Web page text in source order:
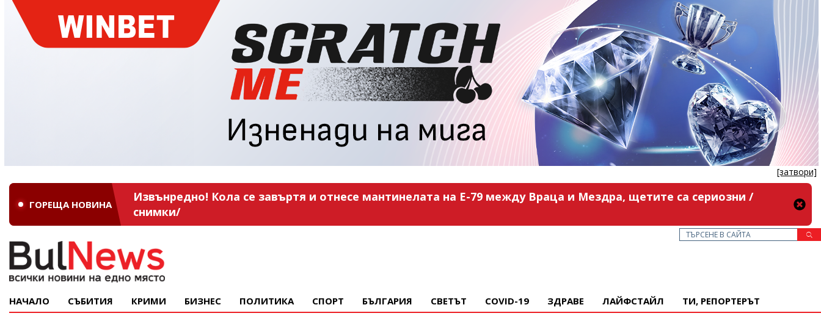
[затвори]
ГОРЕЩА НОВИНА
Извънредно! Кола се завъртя и отнесе мантинелата на Е-79 между Враца и Мездра, щетите са сериозни /
снимки/
НАЧАЛО СЪБИТИЯ КРИМИ БИЗНЕС ПОЛИТИКА СПОРТ БЪЛГАРИЯ СВЕТЪТ COVID-19 ЗДРАВЕ ЛАЙФСТАЙЛ ТИ, РЕПОРТЕРЪТ